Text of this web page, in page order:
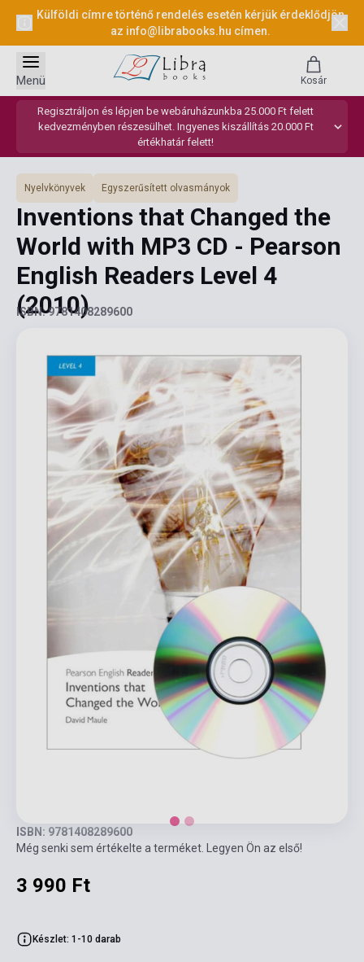
Külföldi címre történő rendelés esetén kérjük érdeklődjön
az info@librabooks.hu címen.
Regisztráljon és lépjen be webáruházunkba 25.000 Ft felett
kedvezményben részesülhet. Ingyenes kiszállítás 20.000 Ft
értékhatár felett!
Menü Kosár
Nyelvkönyvek Egyszerűsített olvasmányok
Inventions that Changed the
World with MP3 CD - Pearson
English Readers Level 4
(2010)
ISBN: 9781408289600
ISBN: 9781408289600
Még senki sem értékelte a terméket. Legyen Ön az első!
3 990 Ft
Készlet: 1-10 darab